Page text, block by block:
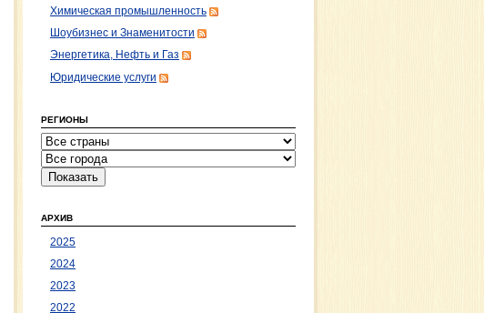
Химическая промышленность
Шоубизнес и Знаменитости
Энергетика, Нефть и Газ
Юридические услуги
РЕГИОНЫ
АРХИВ
2025
2024
2023
2022